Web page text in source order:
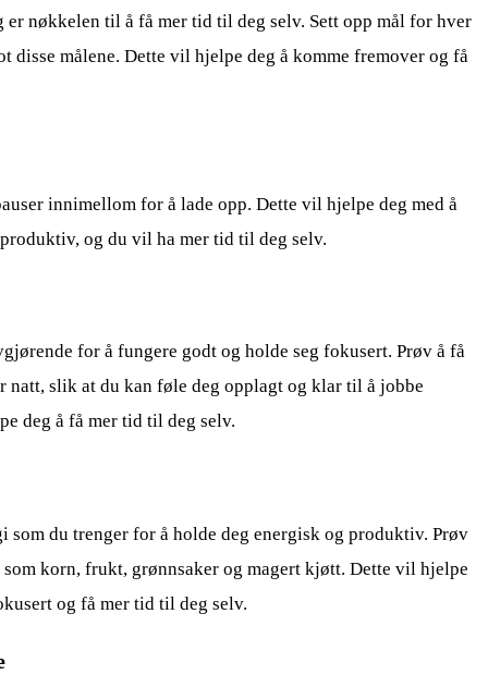
nøkkelen til å få mer tid til deg selv. Sett opp mål for hver
disse målene. Dette vil hjelpe deg å komme fremover og få
innimellom for å lade opp. Dette vil hjelpe deg med å
og du vil ha mer tid til deg selv.
for å fungere godt og holde seg fokusert. Prøv å få
natt, slik at du kan føle deg opplagt og klar til å jobbe
deg å få mer tid til deg selv.
som du trenger for å holde deg energisk og produktiv. Prøv
som korn, frukt, grønnsaker og magert kjøtt. Dette vil hjelpe
og få mer tid til deg selv.